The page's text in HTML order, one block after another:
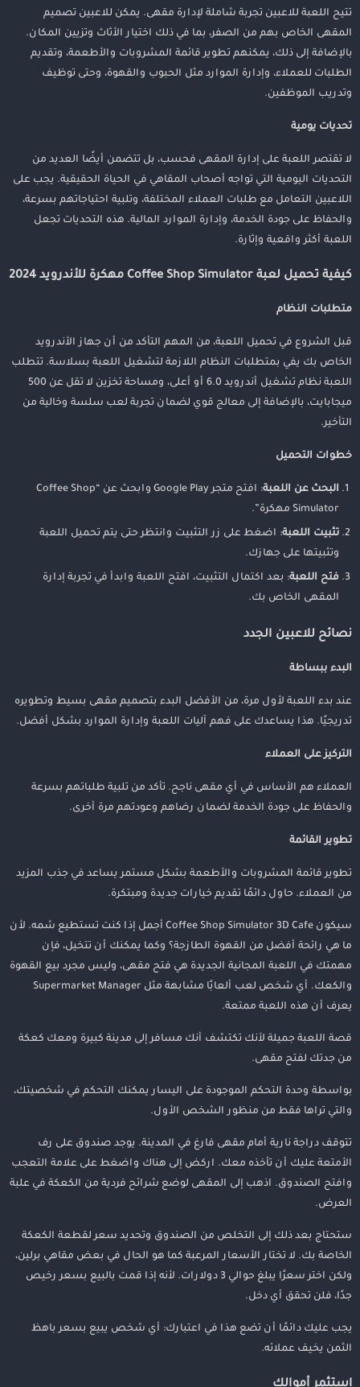
تتيح اللعبة للاعبين تجربة شاملة لإدارة مقهى. يمكن للاعبين تصميم
المقهى الخاص بهم من الصفر، بما في ذلك اختيار الأثاث وتزيين المكان.
بالإضافة إلى ذلك، يمكنهم تطوير قائمة المشروبات والأطعمة، وتقديم
الطلبات للعملاء، وإدارة الموارد مثل الحبوب والقهوة، وحتى توظيف
وتدريب الموظفين.
تحديات يومية
لا تقتصر اللعبة على إدارة المقهى فحسب، بل تتضمن أيضًا العديد من
التحديات اليومية التي تواجه أصحاب المقاهي في الحياة الحقيقية. يجب على
اللاعبين التعامل مع طلبات العملاء المختلفة، وتلبية احتياجاتهم بسرعة،
والحفاظ على جودة الخدمة، وإدارة الموارد المالية. هذه التحديات تجعل
اللعبة أكثر واقعية وإثارة.
كيفية تحميل لعبة Coffee Shop Simulator مهكرة للأندرويد 2024
متطلبات النظام
قبل الشروع في تحميل اللعبة، من المهم التأكد من أن جهاز الأندرويد
الخاص بك يفي بمتطلبات النظام اللازمة لتشغيل اللعبة بسلاسة. تتطلب
اللعبة نظام تشغيل أندرويد 6.0 أو أعلى، ومساحة تخزين لا تقل عن 500
ميجابايت، بالإضافة إلى معالج قوي لضمان تجربة لعب سلسة وخالية من
التأخير.
خطوات التحميل
البحث عن اللعبة
: افتح متجر Google Play وابحث عن “Coffee Shop
Simulator مهكرة”.
تثبيت اللعبة: اضغط على زر التثبيت وانتظر حتى يتم تحميل اللعبة
وتثبيتها على جهازك.
فتح اللعبة: بعد اكتمال التثبيت، افتح اللعبة وابدأ في تجربة إدارة
المقهى الخاص بك.
نصائح للاعبين الجدد
البدء ببساطة
عند بدء اللعبة لأول مرة، من الأفضل البدء بتصميم مقهى بسيط وتطويره
تدريجيًا. هذا يساعدك على فهم آليات اللعبة وإدارة الموارد بشكل أفضل.
التركيز على العملاء
العملاء هم الأساس في أي مقهى ناجح. تأكد من تلبية طلباتهم بسرعة
والحفاظ على جودة الخدمة لضمان رضاهم وعودتهم مرة أخرى.
تطوير القائمة
تطوير قائمة المشروبات والأطعمة بشكل مستمر يساعد في جذب المزيد
من العملاء. حاول دائمًا تقديم خيارات جديدة ومبتكرة.
سيكون Coffee Shop Simulator 3D Cafe أجمل إذا كنت تستطيع شمه. لأن
ما هي رائحة أفضل من القهوة الطازجة؟ وكما يمكنك أن تتخيل، فإن
مهمتك في اللعبة المجانية الجديدة هي فتح مقهى، وليس مجرد بيع القهوة
والكعك. أي شخص لعب ألعابًا مشابهة مثل Supermarket Manager
يعرف أن هذه اللعبة ممتعة.
قصة اللعبة جميلة لأنك تكتشف أنك مسافر إلى مدينة كبيرة ومعك كعكة
من جدتك لفتح مقهى.
بواسطة وحدة التحكم الموجودة على اليسار يمكنك التحكم في شخصيتك،
والتي تراها فقط من منظور الشخص الأول.
تتوقف دراجة نارية أمام مقهى فارغ في المدينة. يوجد صندوق على رف
الأمتعة عليك أن تأخذه معك. اركض إلى هناك واضغط على علامة التعجب
وافتح الصندوق. اذهب إلى المقهى لوضع شرائح فردية من الكعكة في علبة
العرض.
ستحتاج بعد ذلك إلى التخلص من الصندوق وتحديد سعر لقطعة الكعكة
الخاصة بك. لا تختار الأسعار المرعبة كما هو الحال في بعض مقاهي برلين،
ولكن اختر سعرًا يبلغ حوالي 3 دولارات. لأنه إذا قمت بالبيع بسعر رخيص
جدًا، فلن تحقق أي دخل.
يجب عليك دائمًا أن تضع هذا في اعتبارك: أي شخص يبيع بسعر باهظ
الثمن يخيف عملائه.
استثمر أموالك